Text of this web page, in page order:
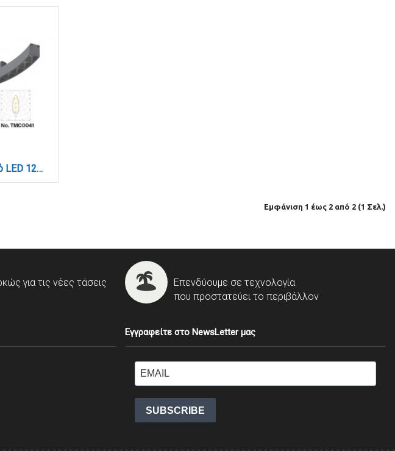
Γραμμικό φωτιστικό LED 12W 3CCT για Curved μαγνητική ράγα σε μαύρη απόχρωση D:34x2,2x2,5cm (TMC0041-Black)
Εμφάνιση 1 έως 2 από 2 (1 Σελ.)
για τις νέες τάσεις
Επενδύουμε σε τεχνολογία
που προστατεύει το περιβάλλον
Εγγραφείτε στο NewsLetter μας
SUBSCRIBE